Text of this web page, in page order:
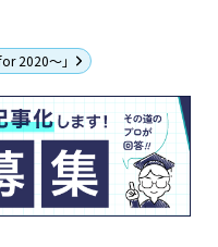
2020〜」